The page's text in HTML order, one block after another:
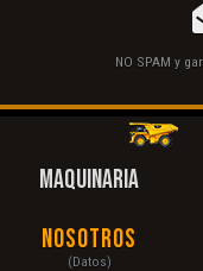
NO SPAM y
MAQUINARIA
Nosotros
(Datos)